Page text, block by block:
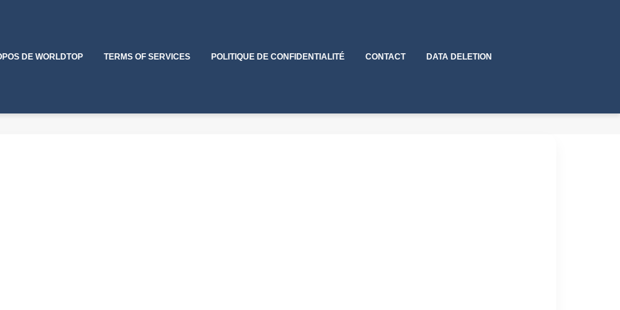
DE WORLDTOP TERMS OF SERVICES POLITIQUE DE CONFIDENTIALITÉ CONTACT DATA DELETION